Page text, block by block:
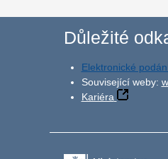
Důležité
Elektronické
Související weby:
Kariéra